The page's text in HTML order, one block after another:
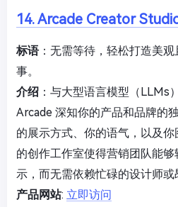
14. Arcade Creator
标语：无需等待，轻松打造美
事。
介绍 ：与大型语言模型（LLMs
Arcade 深知你的产品和品牌的
的展示方式、你的语气，以及
的创作工作室使得营销团队能
示，而无需依赖忙碌的设计师或
产品网站: 立即访问